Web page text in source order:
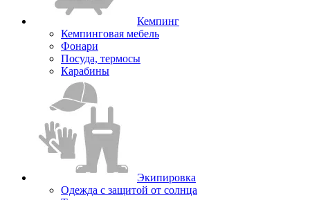
Кемпинг
Кемпинговая мебель
Фонари
Посуда, термосы
Карабины
Экипировка
Одежда с защитой от солнца